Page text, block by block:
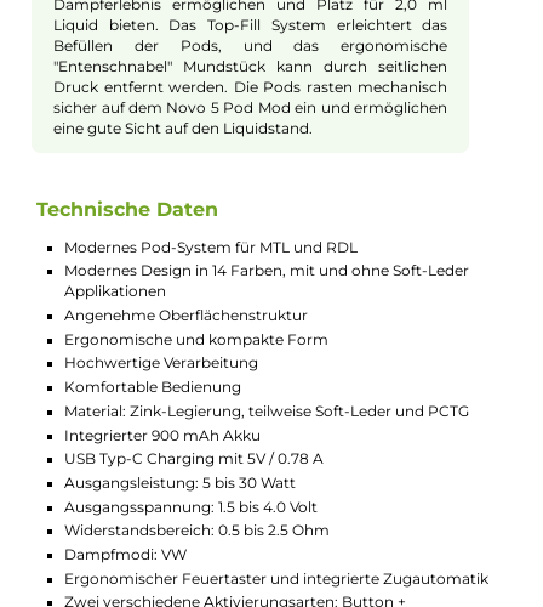
Ergonomisches Design und
Farbvarianten
Das Novo 5 Pod Kit besticht durch sein modernes
und ergonomisches Design in 14 unterschiedlichen
Oberflächenbeschaffenheit sorgt für ein komfortables
Handling.
Leistung und Bedienung
Der integrierte 900 mAh Akku ermöglicht eine
Ausgangsleistung von bis zu 30 Watt, die sich über
einen separaten Auswahlbutton einstellen lässt. Das
Aufladen erfolgt schnell über den USB Typ-C Port.
Das 0,69 Zoll große OLED Monochrom-Display zeigt
alle wichtigen Informationen, während der
Feuerbutton und die integrierte Zugautomatik für
eine komfortable Bedienung sorgen.
Individuelle Anpassung des
Luftstroms